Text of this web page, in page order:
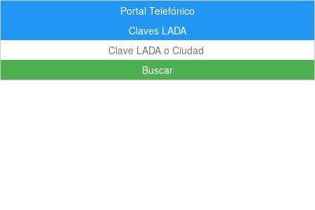
Portal Telefónico
Claves LADA
Buscar